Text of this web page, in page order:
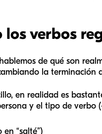
verbos
de qué son
la terminación
en realidad es
y el tipo de verbo
en “salté”)